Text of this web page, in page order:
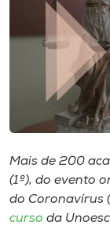
Biblioteca
Editora
Rádio
Museu
Mais de 200
(1º), do evento
do Coronavírus
curso da